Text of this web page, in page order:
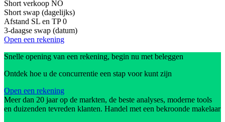
Short verkoop NO
Short swap (dagelijks)
Afstand SL en TP 0
3-daagse swap (datum)
Open een rekening
Snelle opening van een rekening, begin nu met beleggen
Ontdek hoe u de concurrentie een stap voor kunt zijn
Open een rekening
Meer dan 20 jaar op de markten, de beste analyses, moderne tools
en duizenden tevreden klanten. Handel met een bekroonde makelaar